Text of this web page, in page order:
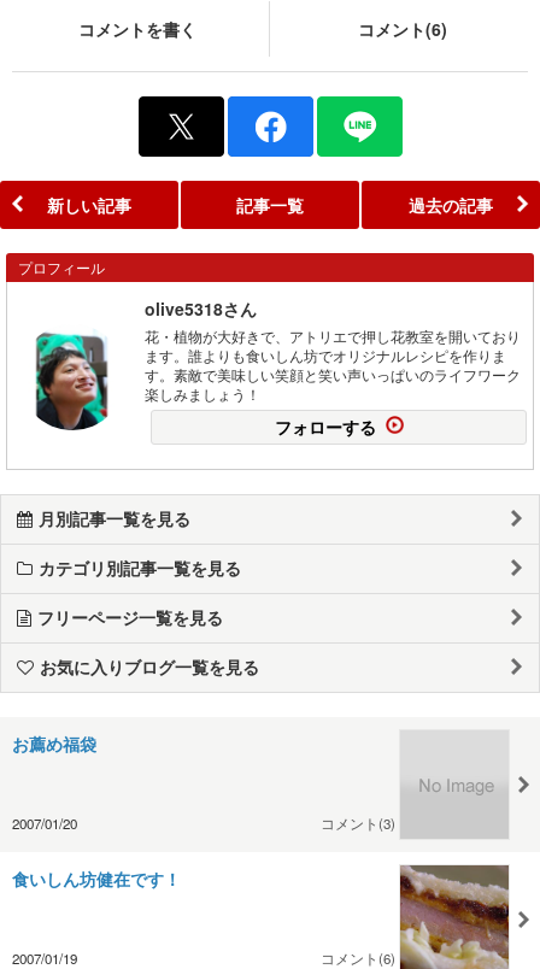
コメントを書く コメント(6)
新しい記事 記事一覧 過去の記事
プロフィール
olive5318さん
花・植物が大好きで、アトリエで押し花教室を開いており
ます。誰よりも食いしん坊でオリジナルレシピを作りま
す。素敵で美味しい笑顔と笑い声いっぱいのライフワーク
楽しみましょう！
フォローする
月別記事一覧を見る
カテゴリ別記事一覧を見る
フリーページ一覧を見る
お気に入りブログ一覧を見る
お薦め福袋
2007/01/20 コメント(3)
食いしん坊健在です！
2007/01/19 コメント(6)